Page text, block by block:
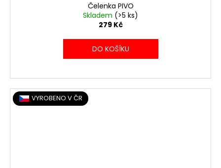
Čelenka PIVO
Skladem (>5 ks)
279 Kč
DO KOŠÍKU
VYROBENO V ČR